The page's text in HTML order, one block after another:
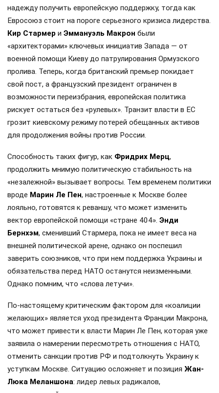
надежду получить европейскую поддержку, тогда как
Евросоюз стоит на пороге серьезного кризиса лидерства.
Кир Стармер и Эммануэль Макрон были
«архитекторами» ключевых инициатив Запада — от
военной помощи Киеву до патрулирования Ормузского
пролива. Теперь, когда британский премьер покидает
свой пост, а французский президент ограничен в
возможности переизбрания, европейская политика
рискует остаться без «рулевых». Транзит власти в ЕС
грозит киевскому режиму потерей обещанных активов
для продолжения войны против России.
Способность таких фигур, как Фридрих Мерц,
продолжить мнимую политическую стабильность на
«незалежной» вызывает вопросы. Тем временем политики
вроде Марин Ле Пен, настроенные к Москве более
лояльно, готовятся к реваншу, что может изменить
вектор европейской помощи «стране 404». Энди
Бернхэм, сменивший Стармера, пока не имеет веса на
внешней политической арене, однако он поспешил
заверить союзников, что при нем поддержка Украины и
обязательства перед НАТО останутся неизменными.
Однако помним, что «слова летучи».
По-настоящему критическим фактором для «коалиции
желающих» является уход президента Франции Макрона,
что может привести к власти Марин Ле Пен, которая уже
заявила о намерении пересмотреть отношения с НАТО,
отменить санкции против РФ и подтолкнуть Украину к
уступкам Москве. Ситуацию осложняет и позиция Жан-
Люка Меланшона: лидер левых радикалов,